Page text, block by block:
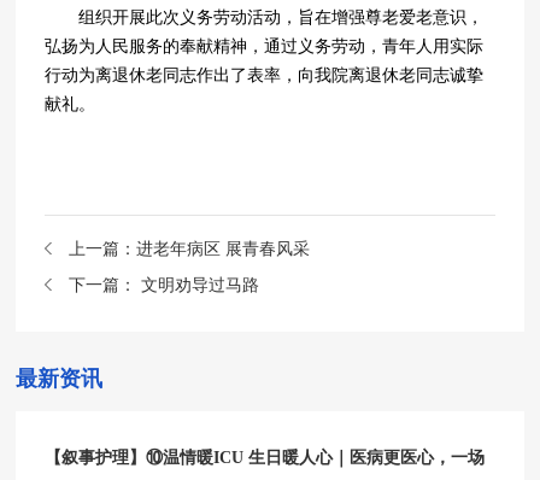
组织开展此次义务劳动活动，旨在增强尊老爱老意识，
弘扬为人民服务的奉献精神，通过义务劳动，青年人用实际
行动为离退休老同志作出了表率，向我院离退休老同志诚挚
献礼。
上一篇：进老年病区 展青春风采
文明劝导过马路
下一篇：
最新资讯
【叙事护理】⑩温情暖ICU 生日暖人心｜医病更医心，一场